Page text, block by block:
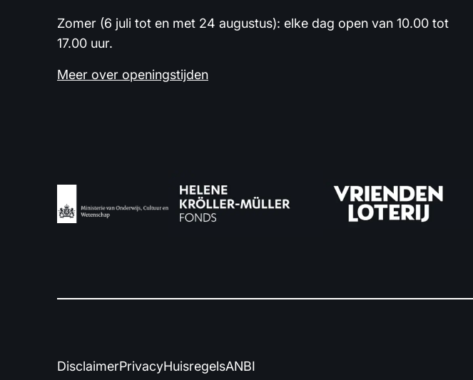
Zomer (6 juli tot en met 24 augustus): elke dag open van 10.00 tot
17.00 uur.
Meer over openingstijden
DisclaimerPrivacyHuisregelsANBI